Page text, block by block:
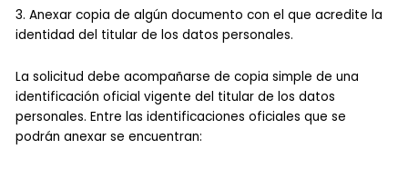
3. Anexar copia de algún documento con el que acredite la
identidad del titular de los datos personales.
La solicitud debe acompañarse de copia simple de una
identificación oficial vigente del titular de los datos
personales. Entre las identificaciones oficiales que se
podrán anexar se encuentran: